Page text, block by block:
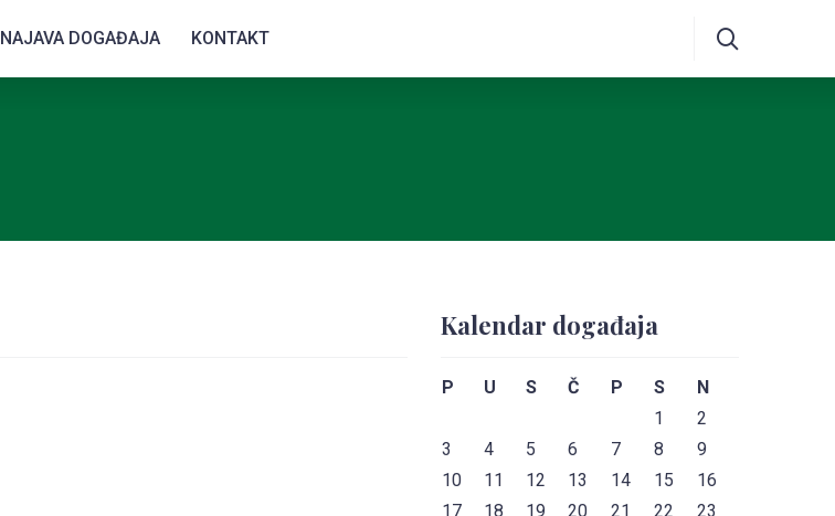
NAJAVA DOGAĐAJA KONTAKT
Kalendar događaja
P U S Č P S
N
1
2
3
4 5 6 7 8
9
10
11 12 13 14 15
16
17
18 19 20 21 22
23